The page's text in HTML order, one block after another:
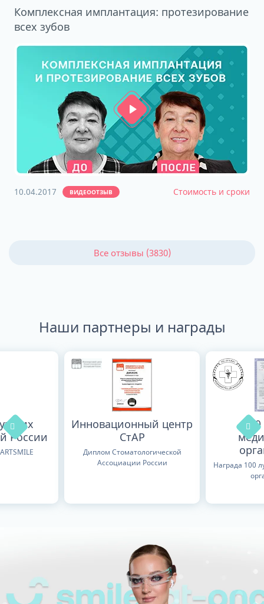
Комплексная имплантация: протезирование
всех зубов
10.04.2017 ВИДЕООТЗЫВ Стоимость и сроки
Все отзывы (3830)
Наши партнеры и награды
России
Инновационный центр
СтАР
Диплом Стоматологической
Ассоциации России
Награда 100